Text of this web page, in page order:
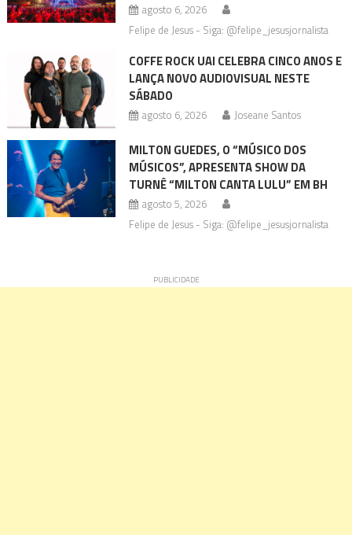
agosto 6, 2026
Felipe de Jesus - Siga: @felipe_jesusjornalista
COFFE ROCK UAI CELEBRA CINCO ANOS E
LANÇA NOVO AUDIOVISUAL NESTE
SÁBADO
agosto 6, 2026 Joseane Santos
MILTON GUEDES, O “MÚSICO DOS
MÚSICOS”, APRESENTA SHOW DA
TURNÊ “MILTON CANTA LULU” EM BH
agosto 5, 2026
Felipe de Jesus - Siga: @felipe_jesusjornalista